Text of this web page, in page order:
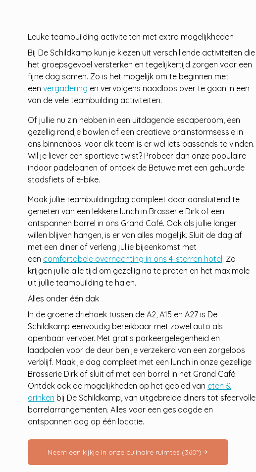
Leuke teambuilding activiteiten met extra mogelijkheden
Bij De Schildkamp kun je kiezen uit verschillende activiteiten die
het groepsgevoel versterken en tegelijkertijd zorgen voor een
fijne dag samen. Zo is het mogelijk om te beginnen met
een vergadering en vervolgens naadloos over te gaan in een
van de vele teambuilding activiteiten.
Of jullie nu zin hebben in een uitdagende escaperoom, een
gezellig rondje bowlen of een creatieve brainstormsessie in
ons binnenbos: voor elk team is er wel iets passends te vinden.
Wil je liever een sportieve twist? Probeer dan onze populaire
indoor padelbanen of ontdek de Betuwe met een gehuurde
stadsfiets of e-bike.
Maak jullie teambuildingdag compleet door aansluitend te
genieten van een lekkere lunch in Brasserie Dirk of een
ontspannen borrel in ons Grand Café. Ook als jullie langer
willen blijven hangen, is er van alles mogelijk. Sluit de dag af
met een diner of verleng jullie bijeenkomst met
een comfortabele overnachting in ons 4-sterren hotel. Zo
krijgen jullie alle tijd om gezellig na te praten en het maximale
uit jullie teambuilding te halen.
Alles onder één dak
In de groene driehoek tussen de A2, A15 en A27 is De
Schildkamp eenvoudig bereikbaar met zowel auto als
openbaar vervoer. Met gratis parkeergelegenheid en
laadpalen voor de deur ben je verzekerd van een zorgeloos
verblijf. Maak je dag compleet met een lunch in onze gezellige
Brasserie Dirk of sluit af met een borrel in het Grand Café.
Ontdek ook de mogelijkheden op het gebied van eten &
drinken bij De Schildkamp, van uitgebreide diners tot sfeervolle
borrelarrangementen. Alles voor een geslaagde en
ontspannen dag op één locatie.
Neem een kijkje in onze culinaire ruimtes (360°)arrow_right_alt